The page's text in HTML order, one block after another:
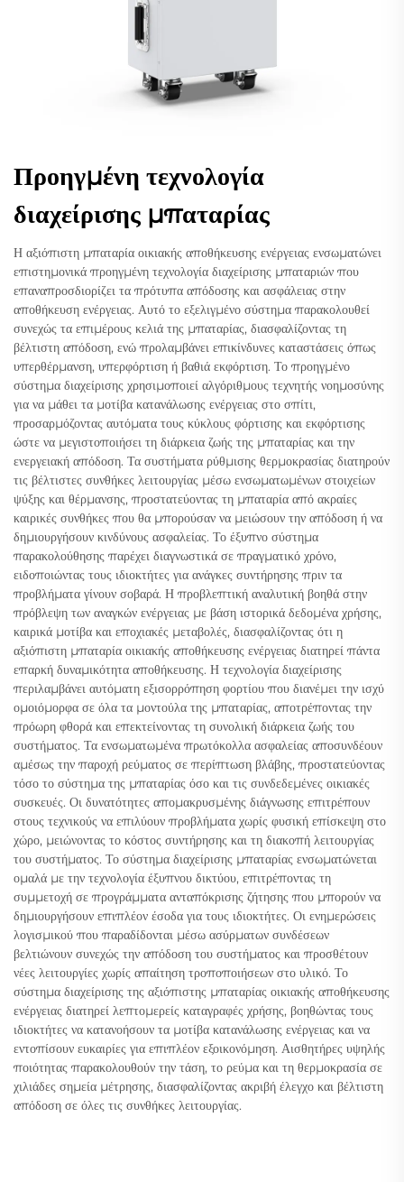
Προηγμένη τεχνολογία
διαχείρισης μπαταρίας
Η αξιόπιστη μπαταρία οικιακής αποθήκευσης ενέργειας ενσωματώνει
επιστημονικά προηγμένη τεχνολογία διαχείρισης μπαταριών που
επαναπροσδιορίζει τα πρότυπα απόδοσης και ασφάλειας στην
αποθήκευση ενέργειας. Αυτό το εξελιγμένο σύστημα παρακολουθεί
συνεχώς τα επιμέρους κελιά της μπαταρίας, διασφαλίζοντας τη
βέλτιστη απόδοση, ενώ προλαμβάνει επικίνδυνες καταστάσεις όπως
υπερθέρμανση, υπερφόρτιση ή βαθιά εκφόρτιση. Το προηγμένο
σύστημα διαχείρισης χρησιμοποιεί αλγόριθμους τεχνητής νοημοσύνης
για να μάθει τα μοτίβα κατανάλωσης ενέργειας στο σπίτι,
προσαρμόζοντας αυτόματα τους κύκλους φόρτισης και εκφόρτισης
ώστε να μεγιστοποιήσει τη διάρκεια ζωής της μπαταρίας και την
ενεργειακή απόδοση. Τα συστήματα ρύθμισης θερμοκρασίας διατηρούν
τις βέλτιστες συνθήκες λειτουργίας μέσω ενσωματωμένων στοιχείων
ψύξης και θέρμανσης, προστατεύοντας τη μπαταρία από ακραίες
καιρικές συνθήκες που θα μπορούσαν να μειώσουν την απόδοση ή να
δημιουργήσουν κινδύνους ασφαλείας. Το έξυπνο σύστημα
παρακολούθησης παρέχει διαγνωστικά σε πραγματικό χρόνο,
ειδοποιώντας τους ιδιοκτήτες για ανάγκες συντήρησης πριν τα
προβλήματα γίνουν σοβαρά. Η προβλεπτική αναλυτική βοηθά στην
πρόβλεψη των αναγκών ενέργειας με βάση ιστορικά δεδομένα χρήσης,
καιρικά μοτίβα και εποχιακές μεταβολές, διασφαλίζοντας ότι η
αξιόπιστη μπαταρία οικιακής αποθήκευσης ενέργειας διατηρεί πάντα
επαρκή δυναμικότητα αποθήκευσης. Η τεχνολογία διαχείρισης
περιλαμβάνει αυτόματη εξισορρόπηση φορτίου που διανέμει την ισχύ
ομοιόμορφα σε όλα τα μοντούλα της μπαταρίας, αποτρέποντας την
πρόωρη φθορά και επεκτείνοντας τη συνολική διάρκεια ζωής του
συστήματος. Τα ενσωματωμένα πρωτόκολλα ασφαλείας αποσυνδέουν
αμέσως την παροχή ρεύματος σε περίπτωση βλάβης, προστατεύοντας
τόσο το σύστημα της μπαταρίας όσο και τις συνδεδεμένες οικιακές
συσκευές. Οι δυνατότητες απομακρυσμένης διάγνωσης επιτρέπουν
στους τεχνικούς να επιλύουν προβλήματα χωρίς φυσική επίσκεψη στο
χώρο, μειώνοντας το κόστος συντήρησης και τη διακοπή λειτουργίας
του συστήματος. Το σύστημα διαχείρισης μπαταρίας ενσωματώνεται
ομαλά με την τεχνολογία έξυπνου δικτύου, επιτρέποντας τη
συμμετοχή σε προγράμματα ανταπόκρισης ζήτησης που μπορούν να
δημιουργήσουν επιπλέον έσοδα για τους ιδιοκτήτες. Οι ενημερώσεις
λογισμικού που παραδίδονται μέσω ασύρματων συνδέσεων
βελτιώνουν συνεχώς την απόδοση του συστήματος και προσθέτουν
νέες λειτουργίες χωρίς απαίτηση τροποποιήσεων στο υλικό. Το
σύστημα διαχείρισης της αξιόπιστης μπαταρίας οικιακής αποθήκευσης
ενέργειας διατηρεί λεπτομερείς καταγραφές χρήσης, βοηθώντας τους
ιδιοκτήτες να κατανοήσουν τα μοτίβα κατανάλωσης ενέργειας και να
εντοπίσουν ευκαιρίες για επιπλέον εξοικονόμηση. Αισθητήρες υψηλής
ποιότητας παρακολουθούν την τάση, το ρεύμα και τη θερμοκρασία σε
χιλιάδες σημεία μέτρησης, διασφαλίζοντας ακριβή έλεγχο και βέλτιστη
απόδοση σε όλες τις συνθήκες λειτουργίας.